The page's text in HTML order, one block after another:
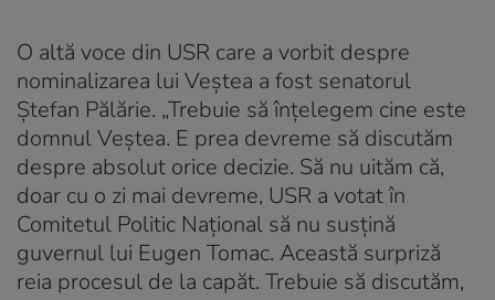
O altă voce din USR care a vorbit despre
nominalizarea lui Veștea a fost senatorul
Ștefan Pălărie. „Trebuie să înțelegem cine este
domnul Veștea. E prea devreme să discutăm
despre absolut orice decizie. Să nu uităm că,
doar cu o zi mai devreme, USR a votat în
Comitetul Politic Național să nu susțină
guvernul lui Eugen Tomac. Această surpriză
reia procesul de la capăt. Trebuie să discutăm,